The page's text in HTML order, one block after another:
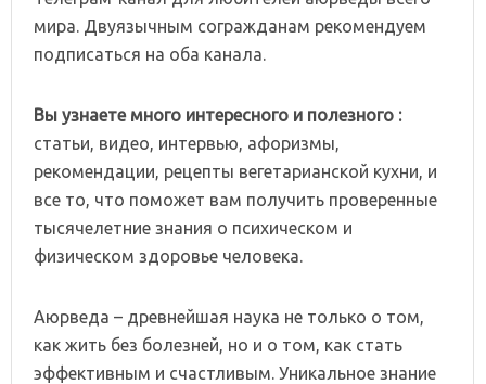
мира. Двуязычным согражданам рекомендуем
подписаться на оба канала.
Вы узнаете много интересного и полезного :
статьи, видео, интервью, афоризмы,
рекомендации, рецепты вегетарианской кухни, и
все то, что поможет вам получить проверенные
тысячелетние знания о психическом и
физическом здоровье человека.
Аюрведа – древнейшая наука не только о том,
как жить без болезней, но и о том, как стать
эффективным и счастливым. Уникальное знание